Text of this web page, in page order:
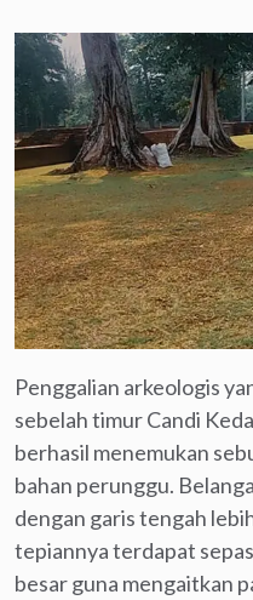
Penggalian arkeologis
sebelah timur Candi
berhasil menemukan
bahan perunggu.
dengan garis tengah
tepiannya terdapat
besar guna mengaitkan